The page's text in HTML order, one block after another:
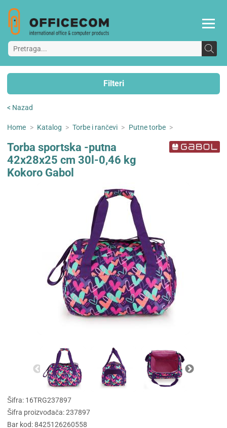
Filteri
< Nazad
Home > Katalog > Torbe i rančevi > Putne torbe >
Torba sportska -putna
42x28x25 cm 30l-0,46 kg
Kokoro Gabol
Šifra: 16TRG237897
Šifra proizvođača: 237897
Bar kod: 8425126260558